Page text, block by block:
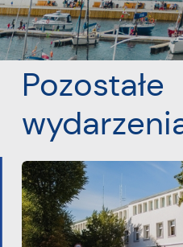
POPRZEDNI
Pozostałe